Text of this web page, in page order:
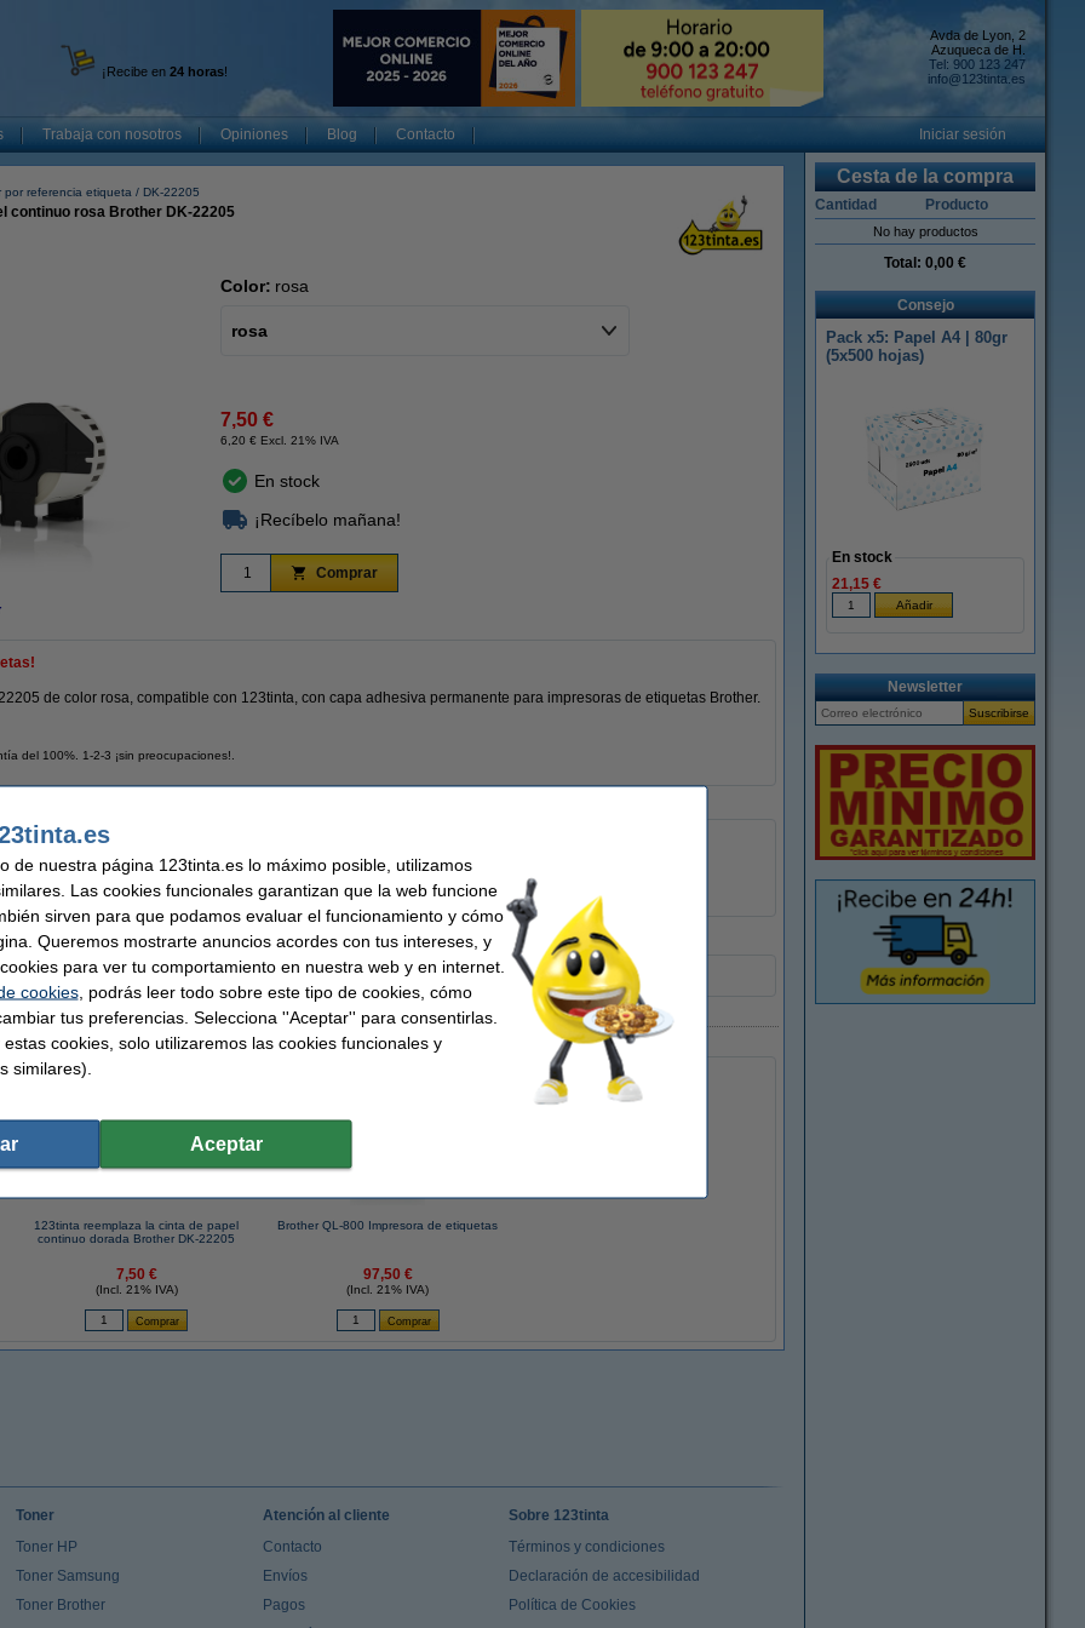
¡Recibe en 24 horas!
Avda de Lyon, 2
Azuqueca de H.
Tel: 900 123 247
info@123tinta.es
Trabaja con nosotros Opiniones Blog Contacto Iniciar sesión
por referencia etiqueta DK-22205
continuo rosa Brother DK-22205
Color: rosa
rosa
7,50 €
6,20 € Excl. 21% IVA
En stock
¡Recíbelo mañana!
Comprar
de color rosa, compatible con 123tinta, con capa adhesiva permanente para impresoras de etiquetas Brother.
del 100%. 1-2-3 ¡sin preocupaciones!.
continua Núm. de item:
Color:
62 mm x 30,48 m
etiquetas en lugar de las etiquetas originales.
también han elegido estos artículos.
123tinta reemplaza la cinta de papel
continuo dorada Brother DK-22205
7,50 €
(Incl. 21% IVA)
Brother QL-800 Impresora de etiquetas
97,50 €
(Incl. 21% IVA)
Cesta de la compra
Cantidad Producto
No hay productos
Total: 0,00 €
Consejo
Pack x5: Papel A4 | 80gr
(5x500 hojas)
En stock
21,15 €
Newsletter
Toner
Toner HP
Toner Samsung
Toner Brother
Atención al cliente
Contacto
Envíos
Pagos
Sobre 123tinta
Términos y condiciones
Declaración de accesibilidad
Política de Cookies
de nuestra página 123tinta.es lo máximo posible, utilizamos
Las cookies funcionales garantizan que la web funcione
sirven para que podamos evaluar el funcionamiento y cómo
Queremos mostrarte anuncios acordes con tus intereses, y
para ver tu comportamiento en nuestra web y en internet.
cookies, podrás leer todo sobre este tipo de cookies, cómo
tus preferencias. Selecciona ''Aceptar'' para consentirlas.
cookies, solo utilizaremos las cookies funcionales y
similares).
Aceptar